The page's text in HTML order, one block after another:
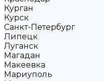
Курган
Курск
Санкт-Петербург
Липецк
Луганск
Магадан
Макеевка
Мариуполь